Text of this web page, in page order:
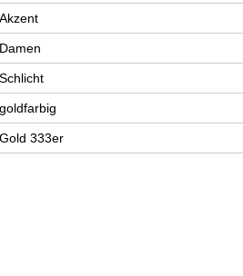
Akzent
Damen
Schlicht
goldfarbig
Gold 333er